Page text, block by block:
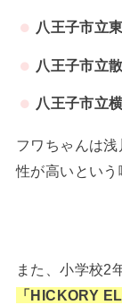
八王子市立
八王子市立
八王子市立
フワちゃんは浅
性が高いという
また、小学校2
「HICKORY